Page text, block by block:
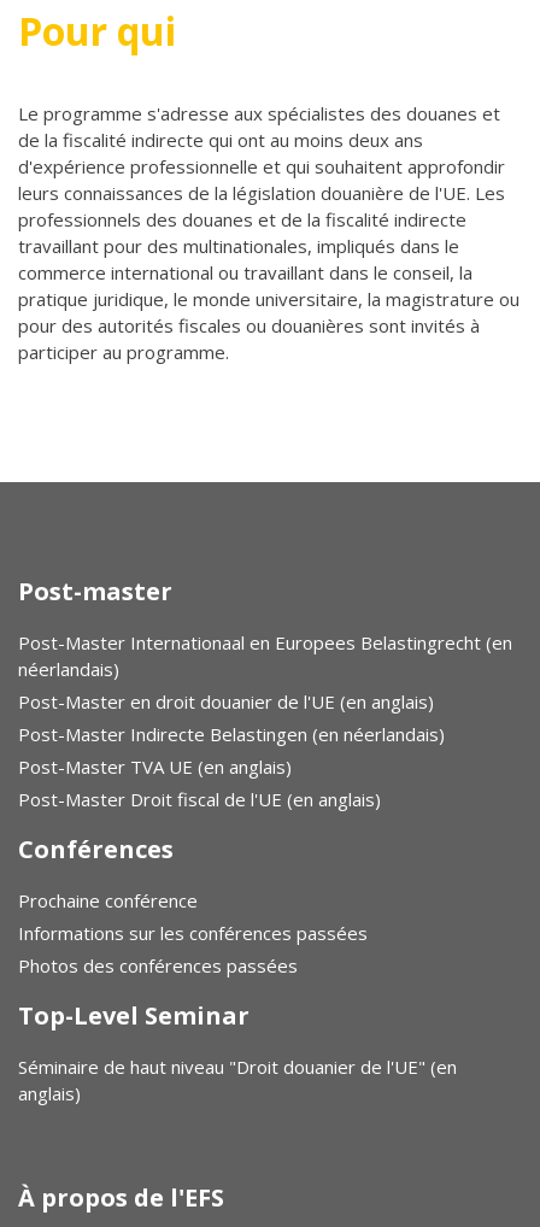
Pour qui
Le programme s'adresse aux spécialistes des douanes et
de la fiscalité indirecte qui ont au moins deux ans
d'expérience professionnelle et qui souhaitent approfondir
leurs connaissances de la législation douanière de l'UE. Les
professionnels des douanes et de la fiscalité indirecte
travaillant pour des multinationales, impliqués dans le
commerce international ou travaillant dans le conseil, la
pratique juridique, le monde universitaire, la magistrature ou
pour des autorités fiscales ou douanières sont invités à
participer au programme.
Post-master
Post-Master Internationaal en Europees Belastingrecht (en
néerlandais)
Post-Master en droit douanier de l'UE (en anglais)
Post-Master Indirecte Belastingen (en néerlandais)
Post-Master TVA UE (en anglais)
Post-Master Droit fiscal de l'UE (en anglais)
Conférences
Prochaine conférence
Informations sur les conférences passées
Photos des conférences passées
Top-Level Seminar
Séminaire de haut niveau "Droit douanier de l'UE" (en
anglais)
À propos de l'EFS